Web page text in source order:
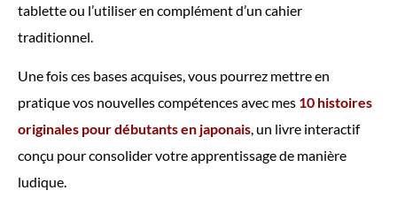
tablette ou l’utiliser en complément d’un cahier
traditionnel.
Une fois ces bases acquises, vous pourrez mettre en
pratique vos nouvelles compétences avec mes 10 histoires
originales pour débutants en japonais, un livre interactif
conçu pour consolider votre apprentissage de manière
ludique.